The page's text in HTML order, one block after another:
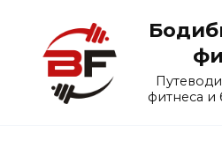
содержанию
фитнеса и